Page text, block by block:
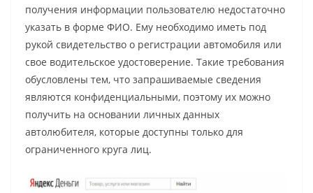
получения информации пользователю недостаточно
указать в форме ФИО. Ему необходимо иметь под
рукой свидетельство о регистрации автомобиля или
свое водительское удостоверение. Такие требования
обусловлены тем, что запрашиваемые сведения
являются конфиденциальными, поэтому их можно
получить на основании личных данных
автолюбителя, которые доступны только для
ограниченного круга лиц.